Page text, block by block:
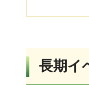
長期イ